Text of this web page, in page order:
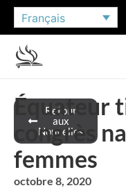
Français
Retour
aux
Nouvelles
Équateur
congrès
femmes
octobre 8, 2020